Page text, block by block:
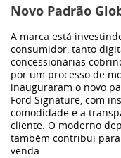
Novo Padrão
A marca está
consumidor, tanto
concessionárias
por um processo de
inauguraram o novo
Ford Signature, com
comodidade e a
cliente. O moderno
também contribui
venda.